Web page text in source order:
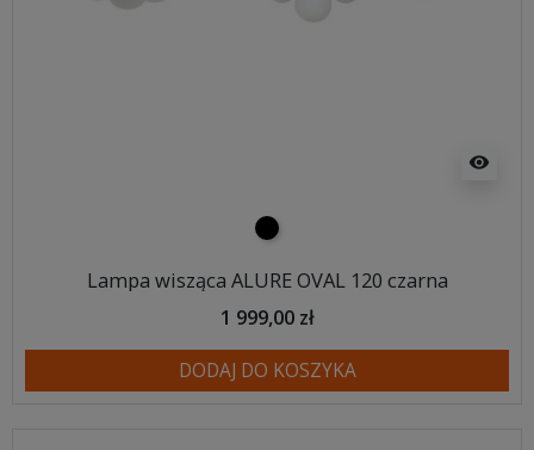
visibility
czarny
Lampa wisząca ALURE OVAL 120 czarna
1 999,00 zł
DODAJ DO KOSZYKA